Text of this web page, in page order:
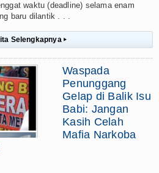
waktu (deadline) selama enam
baru dilantik . . .
Selengkapnya ▸
Waspada
Penunggang
Gelap di Balik Isu
Babi: Jangan
Kasih Celah
Mafia Narkoba